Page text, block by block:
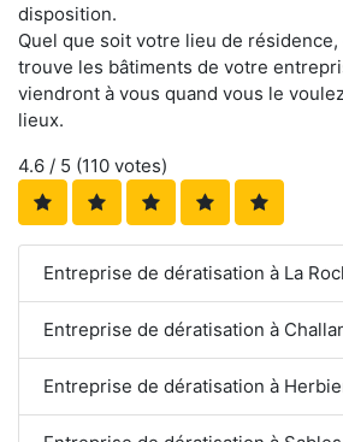
disposition.
Quel que soit votre lieu de
trouve les bâtiments de votre
viendront à vous quand vous le
lieux.
4.6 / 5 (110 votes)
Entreprise de dératisation à La
Entreprise de dératisation à
Entreprise de dératisation à